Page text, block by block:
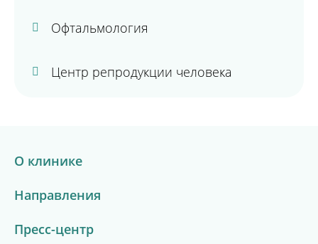
Офтальмология
Центр репродукции человека
О клинике
Направления
Пресс-центр